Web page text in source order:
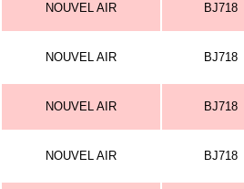
NOUVEL AIR BJ718
NOUVEL AIR BJ718
NOUVEL AIR BJ718
NOUVEL AIR BJ718